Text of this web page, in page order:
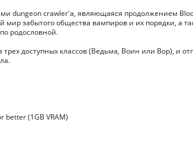
dungeon crawler'а, являющаяся продолжением
забытого общества вампиров и их порядки, а
родословной.
доступных классов (Ведьма, Воин или Вор), и
better (1GB VRAM)